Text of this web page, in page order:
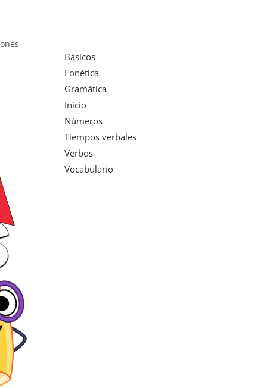
Básicos
Fonética
Gramática
Inicio
Números
Tiempos verbales
Verbos
Vocabulario